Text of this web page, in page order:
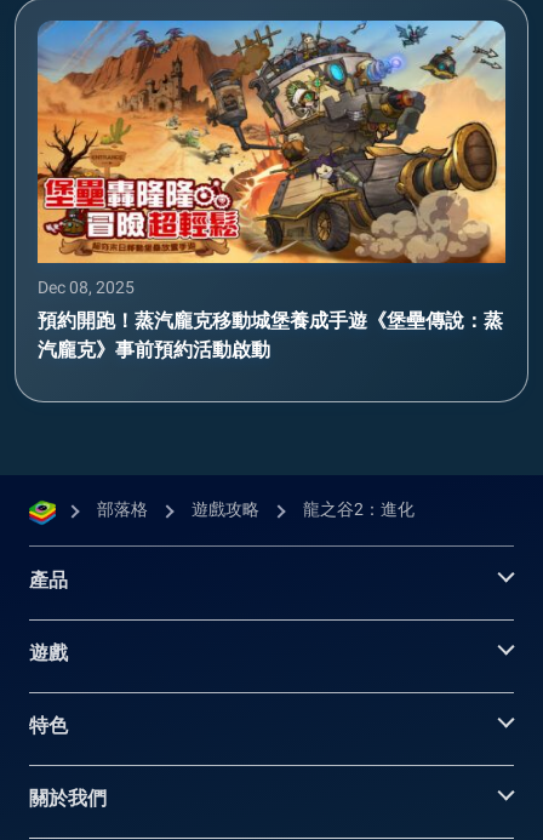
Dec 08, 2025
預約開跑！蒸汽龐克移動城堡養成手遊《堡壘傳說：蒸
汽龐克》事前預約活動啟動
部落格 遊戲攻略 龍之谷2：進化
產品
遊戲
特色
關於我們